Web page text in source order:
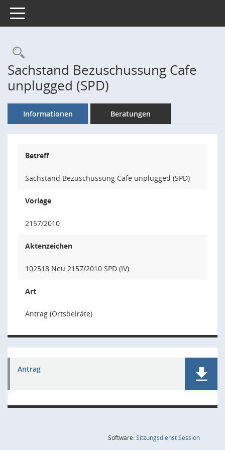
Toggle navigation
Rechercheauswahl
Sachstand Bezuschussung Cafe
unplugged (SPD)
Informationen Beratungen
Betreff
Sachstand Bezuschussung Cafe unplugged (SPD)
Vorlage
2157/2010
Aktenzeichen
102518 Neu 2157/2010 SPD (IV)
Art
Antrag (Ortsbeiräte)
Antrag
Software:SitzungsdienstSession(Wird in